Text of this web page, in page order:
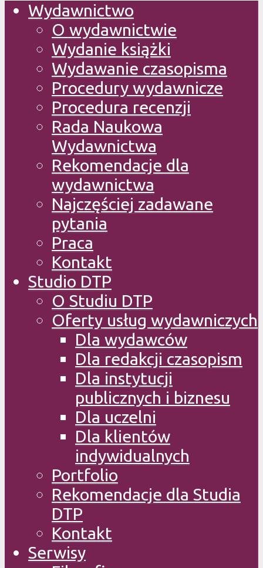
Wydawnictwo
O wydawnictwie
Wydanie książki
Wydawanie czasopisma
Procedury wydawnicze
Procedura recenzji
Rada Naukowa
Wydawnictwa
Rekomendacje dla
wydawnictwa
Najczęściej zadawane
pytania
Praca
Kontakt
Studio DTP
O Studiu DTP
Oferty usług wydawniczych
Dla wydawców
Dla redakcji czasopism
Dla instytucji
publicznych i biznesu
Dla uczelni
Dla klientów
indywidualnych
Portfolio
Rekomendacje dla Studia
DTP
Kontakt
Serwisy